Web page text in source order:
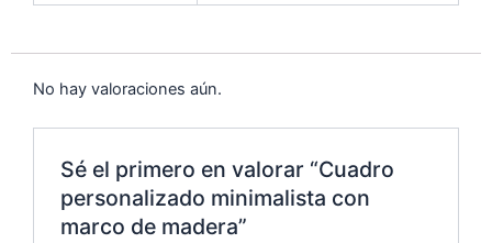
No hay valoraciones aún.
Sé el primero en valorar “Cuadro
personalizado minimalista con
marco de madera”